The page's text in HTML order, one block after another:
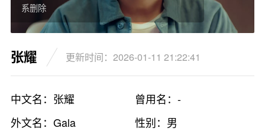
系删除
张耀 更新时间：2026-01-11 21:22:41
中文名：张耀
曾用名：-
外文名：Gala
性别：男